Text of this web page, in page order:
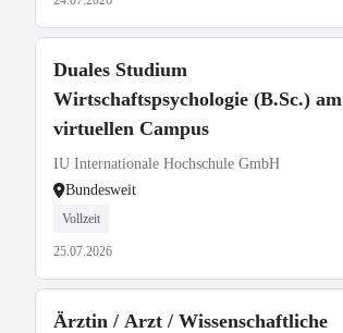
Duales Studium
Wirtschaftspsychologie (B.Sc.) am
virtuellen Campus
IU Internationale Hochschule GmbH
Bundesweit
Vollzeit
25.07.2026
Ärztin / Arzt / Wissenschaftliche